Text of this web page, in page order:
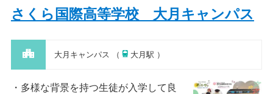
さくら国際高等学校 大月キャンパス
大月キャンパス （ 大月駅 ）
多様な背景を持つ生徒が入学して良